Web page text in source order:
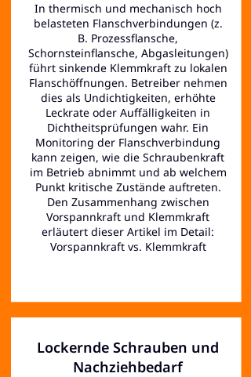
In thermisch und mechanisch hoch
belasteten Flanschverbindungen (z.
B. Prozessflansche,
Schornsteinflansche, Abgasleitungen)
führt sinkende Klemmkraft zu lokalen
Flanschöffnungen. Betreiber nehmen
dies als Undichtigkeiten, erhöhte
Leckrate oder Auffälligkeiten in
Dichtheitsprüfungen wahr. Ein
Monitoring der Flanschverbindung
kann zeigen, wie die Schraubenkraft
im Betrieb abnimmt und ab welchem
Punkt kritische Zustände auftreten.
Den Zusammenhang zwischen
Vorspannkraft und Klemmkraft
erläutert dieser Artikel im Detail:
Vorspannkraft vs. Klemmkraft
Lockernde Schrauben und
Nachziehbedarf